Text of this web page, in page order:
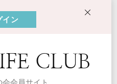
イン
CLUB
会員サイト